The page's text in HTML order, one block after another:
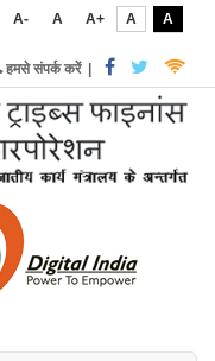
A- A A+ A
A
हमसे संपर्क करें|